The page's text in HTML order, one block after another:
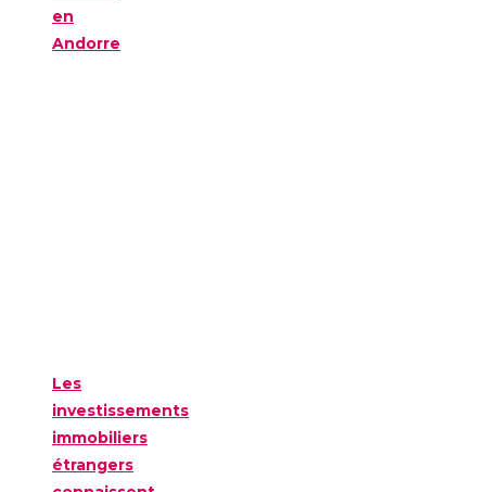
en
Andorre
Les
investissements
immobiliers
étrangers